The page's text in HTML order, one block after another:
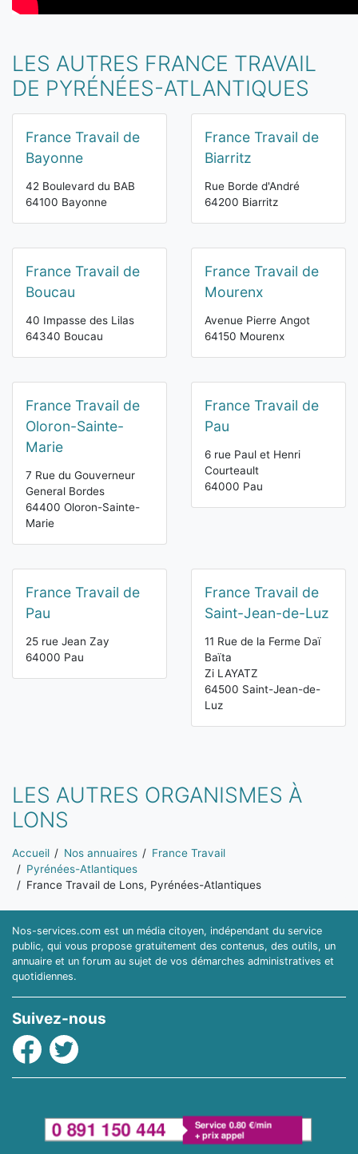
LES AUTRES FRANCE TRAVAIL
DE PYRÉNÉES-ATLANTIQUES
France Travail de
Bayonne
42 Boulevard du BAB
64100 Bayonne
France Travail de
Biarritz
Rue Borde d'André
64200 Biarritz
France Travail de
Boucau
40 Impasse des Lilas
64340 Boucau
France Travail de
Mourenx
Avenue Pierre Angot
64150 Mourenx
France Travail de
Oloron-Sainte-
Marie
7 Rue du Gouverneur
General Bordes
64400 Oloron-Sainte-
Marie
France Travail de
Pau
6 rue Paul et Henri
Courteault
64000 Pau
France Travail de
Pau
25 rue Jean Zay
64000 Pau
France Travail de
Saint-Jean-de-Luz
11 Rue de la Ferme Daï
Baïta
Zi LAYATZ
64500 Saint-Jean-de-
Luz
LES AUTRES ORGANISMES À
LONS
Vous êtes ici:
Accueil Nos annuaires
France Travail
Pyrénées-Atlantiques
France Travail de Lons, Pyrénées-Atlantiques
Nos-services.com est un média citoyen, indépendant du service
public, qui vous propose gratuitement des contenus, des outils, un
annuaire et un forum au sujet de vos démarches administratives et
quotidiennes.
Suivez-nous
Facebook
Twitter